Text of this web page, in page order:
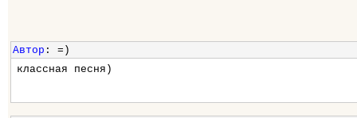
Автор : =)
классная песня)